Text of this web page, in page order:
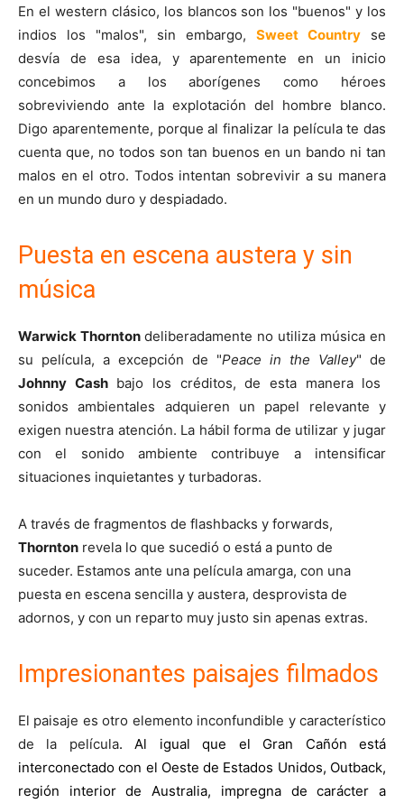
En el western clásico, los blancos son los "buenos" y los
indios los "malos", sin embargo, Sweet Country se
desvía de esa idea, y aparentemente en un inicio
concebimos a los aborígenes como héroes
sobreviviendo ante la explotación del hombre blanco.
Digo aparentemente, porque al finalizar la película te das
cuenta que, no todos son tan buenos en un bando ni tan
malos en el otro. Todos intentan sobrevivir a su manera
en un mundo duro y despiadado.
Puesta en escena austera y sin
música
Warwick Thornton deliberadamente no utiliza música en
su película, a excepción de "Peace in the Valley" de
Johnny Cashbajo los créditos, de esta manera los
sonidos ambientales adquieren un papel relevante y
exigen nuestra atención. La hábil forma de utilizar y jugar
con el sonido ambiente contribuye a intensificar
situaciones inquietantes y turbadoras.
A través de fragmentos de flashbacks y forwards,
Thornton revela lo que sucedió o está a punto de
suceder. Estamos ante una película amarga, con una
puesta en escena sencilla y austera, desprovista de
adornos, y con un reparto muy justo sin apenas extras.
Impresionantes paisajes filmados
El paisaje es otro elemento inconfundible y característico
de la película. Al igual que el Gran Cañón está
interconectado con el Oeste de Estados Unidos, Outback,
región interior de Australia, impregna de carácter a